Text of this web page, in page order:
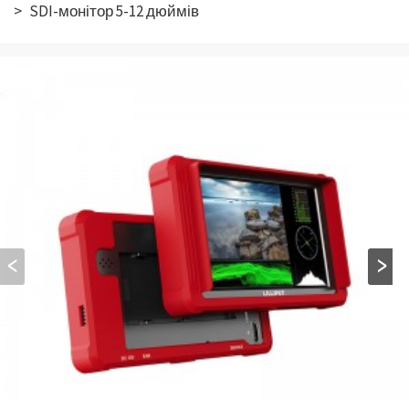
SDI-монітор 5-12 дюймів